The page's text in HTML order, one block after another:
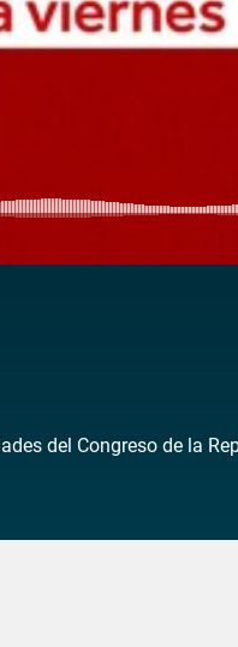
del Congreso de la